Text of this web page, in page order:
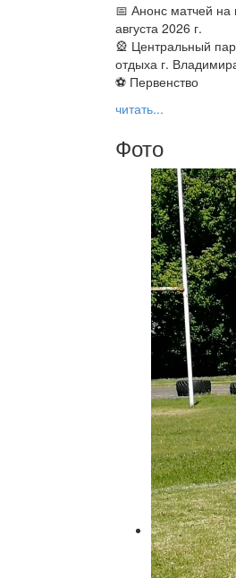
📅 Анонс матчей на
августа 2026 г.
🎡 Центральный
отдыха г.
⚽ Первенство
читать...
Фото